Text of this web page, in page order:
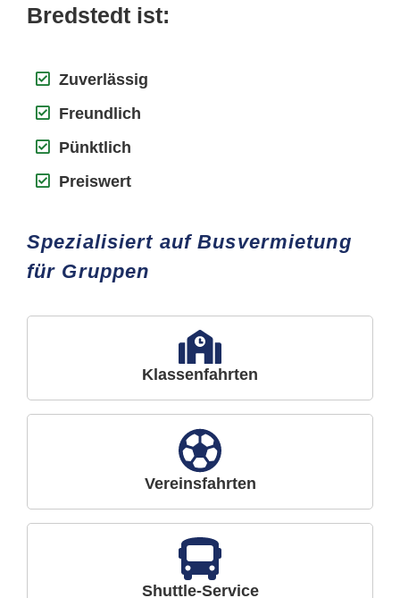
Bredstedt ist:
Zuverlässig
Freundlich
Pünktlich
Preiswert
Spezialisiert auf Busvermietung
für Gruppen
Klassenfahrten
Vereinsfahrten
Shuttle-Service